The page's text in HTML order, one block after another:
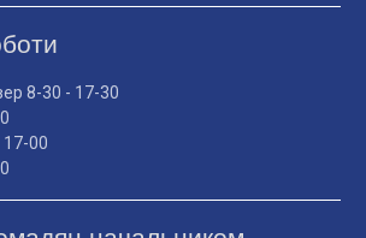
8-30 - 17-30
17-00